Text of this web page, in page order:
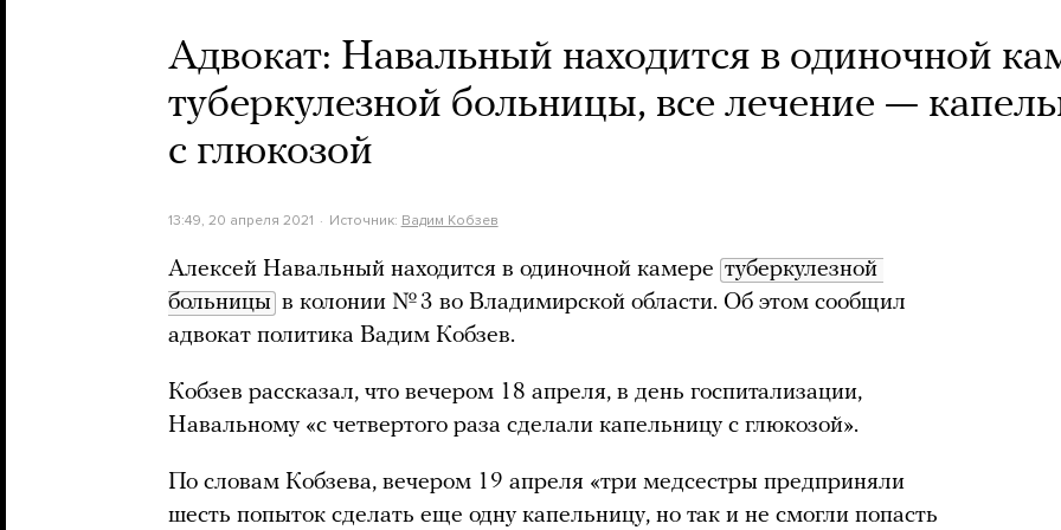
Адвокат: Навальный находится в одиночной
туберкулезной больницы, все лечение —
с глюкозой
13:49, 20 апреля 2021 Источник: Вадим Кобзев
Алексей Навальный находится в одиночной камере туберкулезной
больницы в колонии № 3 во Владимирской области. Об этом сообщил
адвокат политика Вадим Кобзев.
Кобзев рассказал, что вечером 18 апреля, в день госпитализации,
Навальному «с четвертого раза сделали капельницу с глюкозой».
По словам Кобзева, вечером 19 апреля «три медсестры предприняли
шесть попыток сделать еще одну капельницу, но так и не смогли попасть